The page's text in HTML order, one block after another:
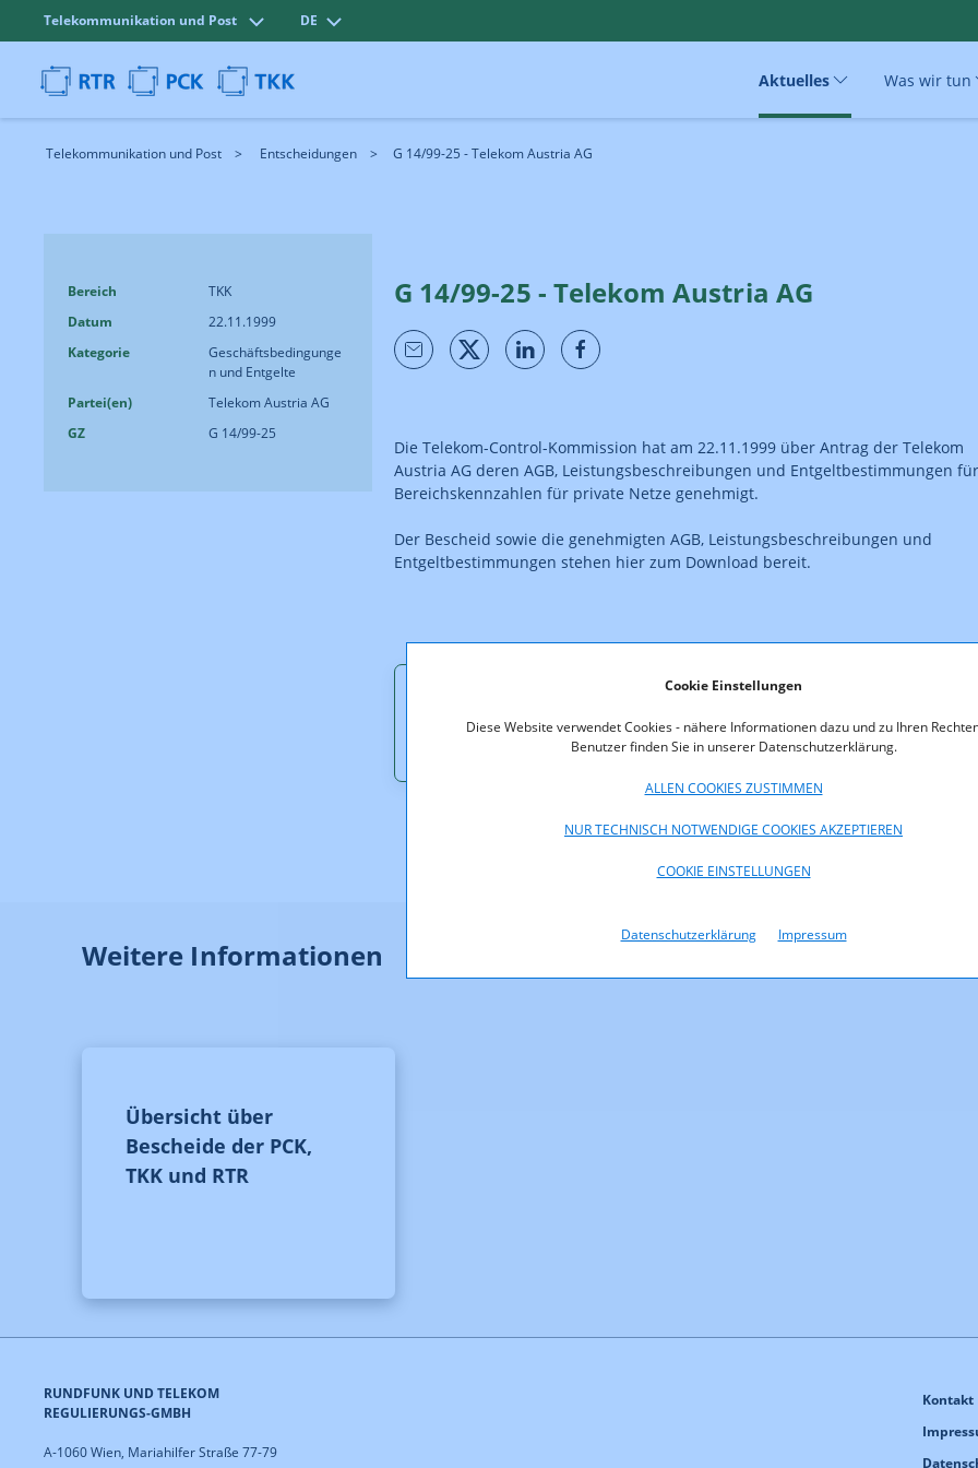
Cookie Einstellungen
Diese Website verwendet Cookies - nähere Informationen dazu und zu Ihren
Benutzer finden Sie in unserer Datenschutzerklärung.
ALLEN COOKIES ZUSTIMMEN
NUR TECHNISCH NOTWENDIGE COOKIES AKZEPTIEREN
COOKIE EINSTELLUNGEN
Datenschutzerklärung Impressum
Telekommunikation und Post DE
Aktuelles Was wir tun
Telekommunikation und Post Entscheidungen G 14/99-25 - Telekom Austria AG
Bereich
TKK
Datum
22.11.1999
Kategorie
Geschäftsbedingunge
n und Entgelte
Partei(en)
Telekom Austria AG
GZ
G 14/99-25
G 14/99-25 - Telekom Austria AG
Die Telekom-Control-Kommission hat am 22.11.1999 über Antrag der Telekom
Austria AG deren AGB, Leistungsbeschreibungen und Entgeltbestimmungen für
Bereichskennzahlen für private Netze genehmigt.
Der Bescheid sowie die genehmigten AGB, Leistungsbeschreibungen und
Entgeltbestimmungen stehen hier zum Download bereit.
G_14_99.pdf (pdf, 41,7 KB)
Weitere Informationen
Übersicht über
Bescheide der PCK,
TKK und RTR
RUNDFUNK UND TELEKOM
REGULIERUNGS-GMBH
A-1060 Wien, Mariahilfer Straße 77-79
Kontakt